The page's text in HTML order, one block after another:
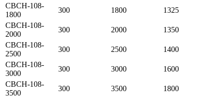
СВСН-108-
1800
300 1800
1325
СВСН-108-
2000
300 2000
1350
СВСН-108-
2500
300 2500
1400
СВСН-108-
3000
300 3000
1600
СВСН-108-
3500
300 3500
1800